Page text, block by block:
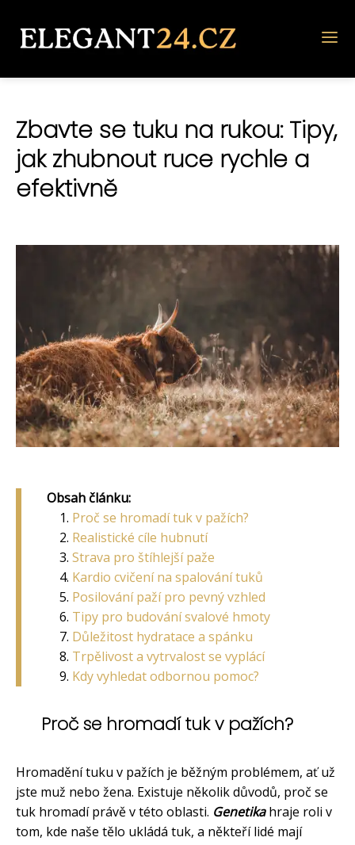
Zbavte se tuku na rukou: Tipy,
jak zhubnout ruce rychle a
efektivně
Obsah článku:
Proč se hromadí tuk v pažích?
Realistické cíle hubnutí
Strava pro štíhlejší paže
Kardio cvičení na spalování tuků
Posilování paží pro pevný vzhled
Tipy pro budování svalové hmoty
Důležitost hydratace a spánku
Trpělivost a vytrvalost se vyplácí
Kdy vyhledat odbornou pomoc?
Proč se hromadí tuk v pažích?
Hromadění tuku v pažích je běžným problémem, ať už
jste muž nebo žena. Existuje několik důvodů, proč se
tuk hromadí právě v této oblasti. Genetikahraje roli v
tom, kde naše tělo ukládá tuk, a někteří lidé mají